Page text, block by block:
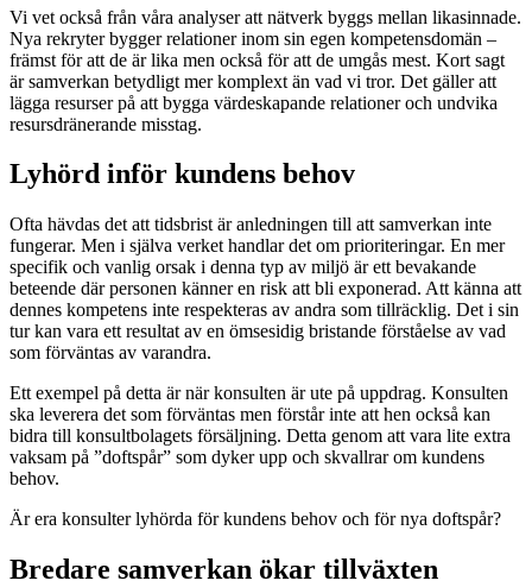
Vi vet också från våra analyser att nätverk byggs mellan likasinnade.
Nya rekryter bygger relationer inom sin egen kompetensdomän –
främst för att de är lika men också för att de umgås mest. Kort sagt
är samverkan betydligt mer komplext än vad vi tror. Det gäller att
lägga resurser på att bygga värdeskapande relationer och undvika
resursdränerande misstag.
Lyhörd inför kundens behov
Ofta hävdas det att tidsbrist är anledningen till att samverkan inte
fungerar. Men i själva verket handlar det om prioriteringar. En mer
specifik och vanlig orsak i denna typ av miljö är ett bevakande
beteende där personen känner en risk att bli exponerad. Att känna att
dennes kompetens inte respekteras av andra som tillräcklig. Det i sin
tur kan vara ett resultat av en ömsesidig bristande förståelse av vad
som förväntas av varandra.
Ett exempel på detta är när konsulten är ute på uppdrag. Konsulten
ska leverera det som förväntas men förstår inte att hen också kan
bidra till konsultbolagets försäljning. Detta genom att vara lite extra
vaksam på ”doftspår” som dyker upp och skvallrar om kundens
behov.
Är era konsulter lyhörda för kundens behov och för nya doftspår?
Bredare samverkan ökar tillväxten